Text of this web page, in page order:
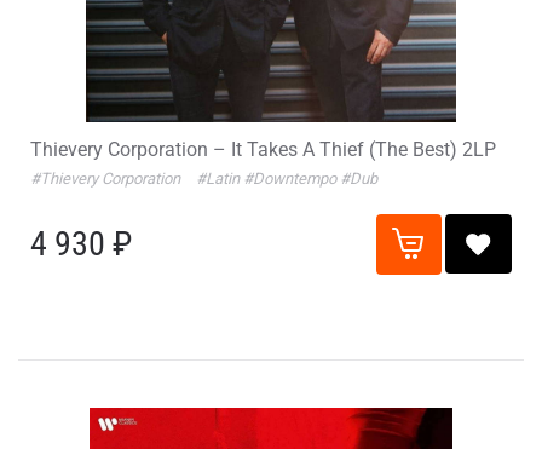
Thievery Corporation – It Takes A Thief (The Best) 2LP
#Thievery Corporation #Latin #Downtempo #Dub
4 930 ₽